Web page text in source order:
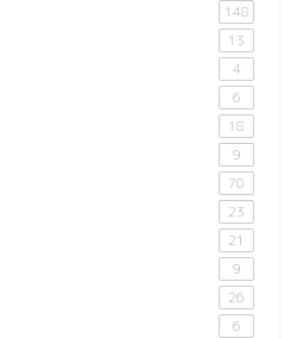
148
13
4
6
18
9
70
23
21
9
26
6